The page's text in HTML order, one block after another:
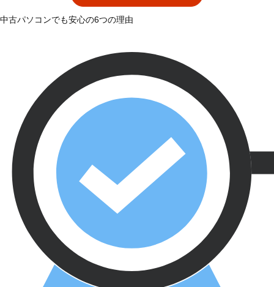
中古パソコンでも安心の6つの理由